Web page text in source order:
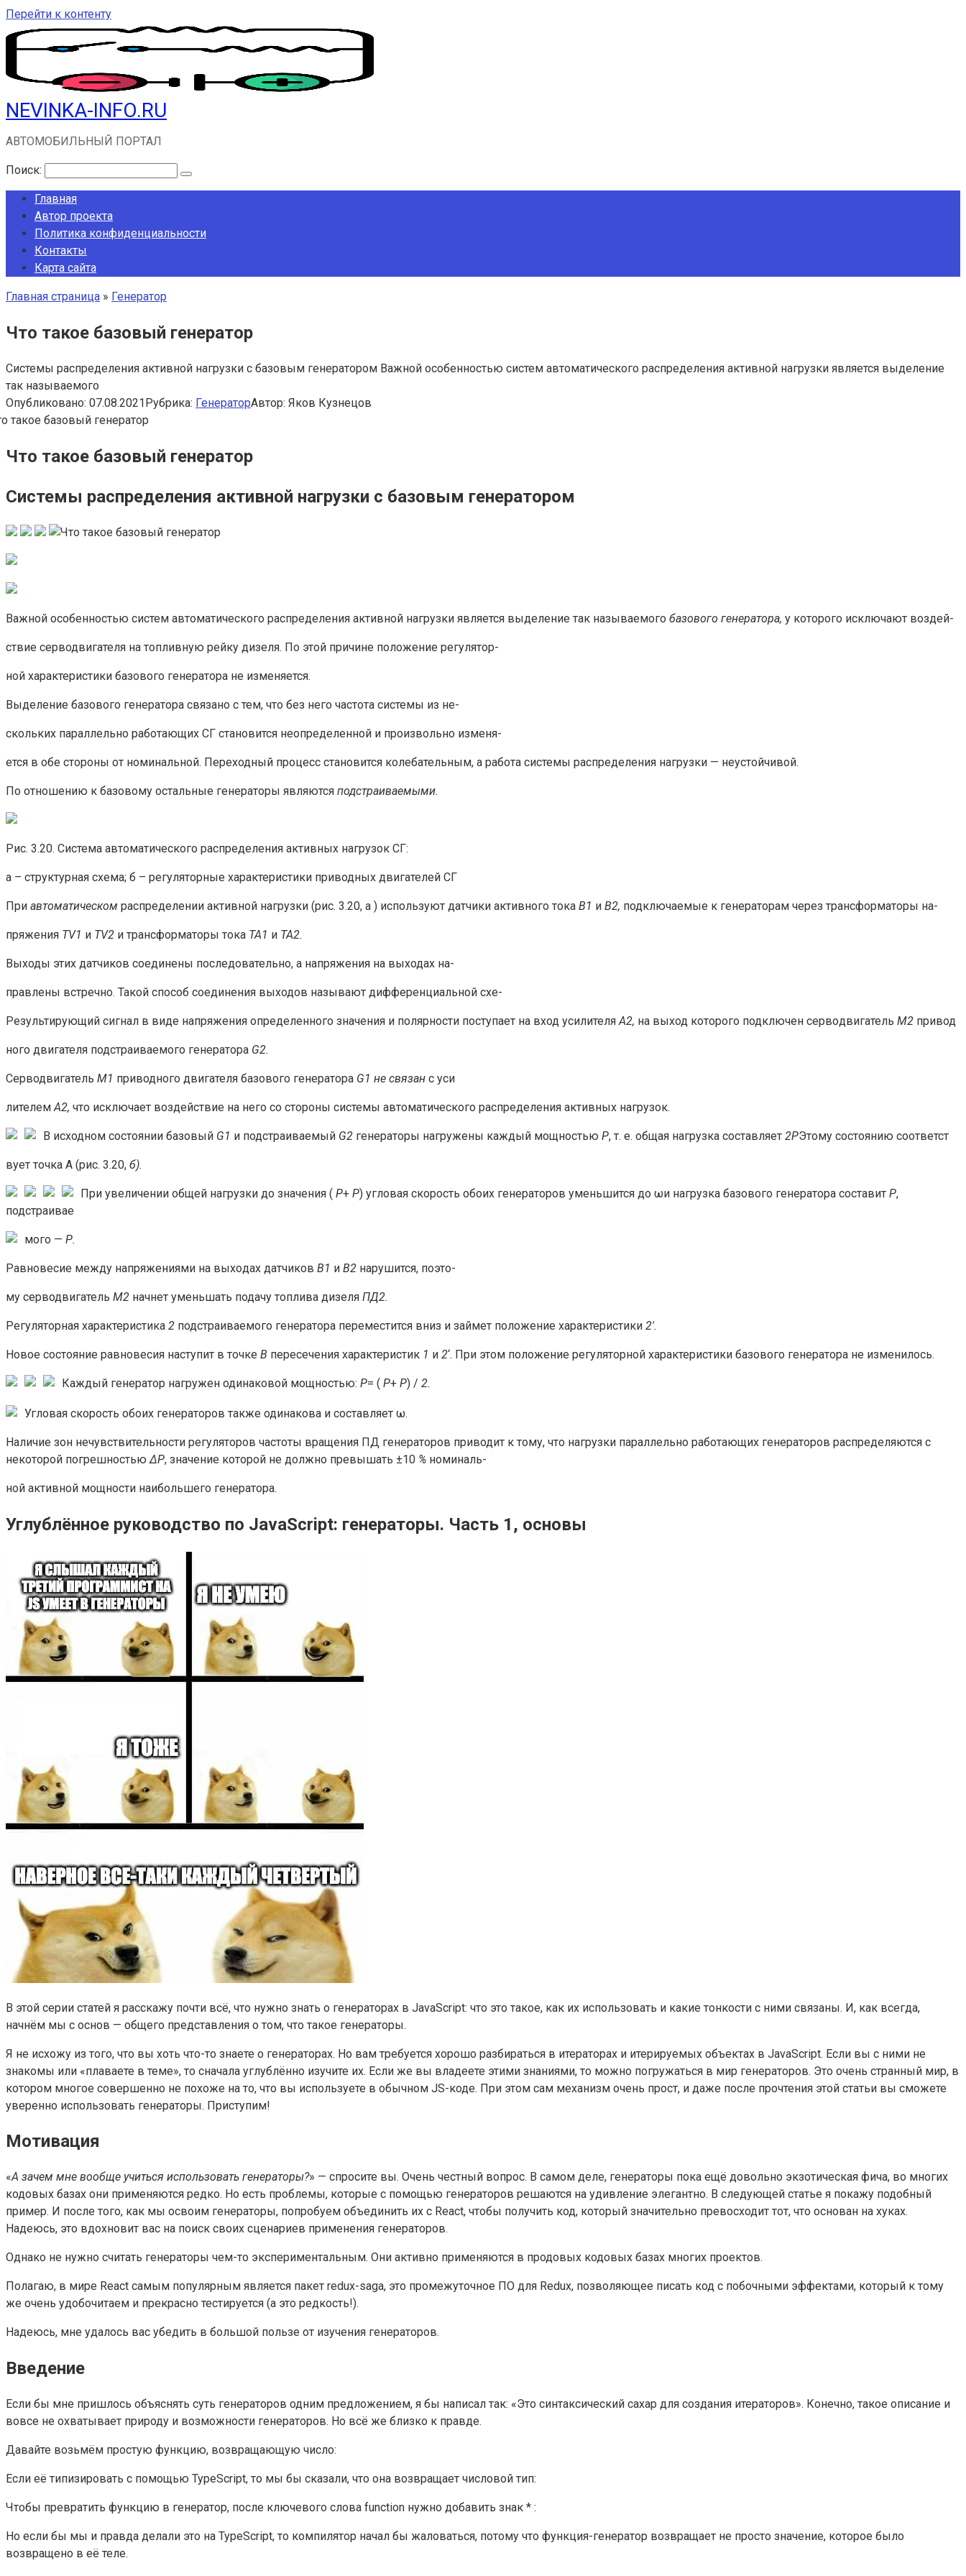
Перейти к контенту
NEVINKA-INFO.RU
АВТОМОБИЛЬНЫЙ ПОРТАЛ
Поиск:
Главная
Автор проекта
Политика конфиденциальности
Контакты
Карта сайта
Главная страница » Генератор
Что такое базовый генератор
Системы распределения активной нагрузки с базовым генератором Важной особенностью систем автоматического распределения активной нагрузки является выделение
так называемого
Опубликовано: 07.08.2021Рубрика: ГенераторАвтор: Яков Кузнецов
Что такое базовый генератор
Системы распределения активной нагрузки с базовым генератором
Важной особенностью систем автоматического распределения активной нагрузки является выделение так называемого базового генератора, у которого исключают воздей-
ствие серводвигателя на топливную рейку дизеля. По этой причине положение регулятор-
ной характеристики базового генератора не изменяется.
Выделение базово­го генератора связано с тем, что без него частота системы из не-
сколь­ких параллельно работающих СГ становится неопределенной и произ­вольно изменя-
ется в обе стороны от номинальной. Переходный процесс становится колебательным, а работа системы распределения нагруз­ки — неустойчивой.
По отношению к базовому остальные генераторы являются подстраиваемыми.
Рис. 3.20. Система автоматического распределения активных нагрузок СГ:
а – структурная схема; б – регуляторные характеристики приводных двигателей СГ
При автоматическом распределении активной нагрузки (рис. 3.20, а ) используют датчики активного тока В1 и В2, подключаемые к генера­торам через трансформаторы на-
пряжения ТV1 и ТV2 и трансформаторы тока ТА1 и ТА2.
Выходы этих датчиков соединены последовательно, а напряжения на выходах на-
правлены встречно. Такой способ соедине­ния выходов называют дифференциальной схе-
Результирующий сигнал в виде напряжения определенного значения и полярности поступает на вход усилителя А2, на выход которого подключен серво­двигатель М2 привод
ного двигателя подстраиваемого генератора G2.
Серводвигатель М1 приводного двигателя базового генератора G1 не связан с уси
лителем А2, что исключает воздействие на него со стороны системы автоматического распределения активных нагрузок.
В исходном состоянии базовый G1 и подстраиваемый G2 генерато­ры нагружены каждый мощностью P, т. е. общая нагрузка составляет 2PЭтому состоянию соответст
вует точка А (рис. 3.20, б).
При увеличе­нии общей нагрузки до значения ( Р+ Р) угловая скорость обоих генераторов уменьшится до ωи нагрузка базового генератора составит Р,
подстраивае
мого — Р.
Равновесие между напряжениями на выхо­дах датчиков В1 и В2 нарушится, поэто-
му серводвигатель М2 начнет уменьшать подачу топлива дизеля ПД2.
Регуляторная характеристика 2 подстраиваемого генератора переместится вниз и займет положение характеристики 2′.
Новое состояние равновесия наступит в точке В пересечения характеристик 1 и 2‘. При этом положение регуляторной характеристики базового генератора не изменилось.
Каждый генератор нагружен одинаковой мощностью: Р= ( Р+ Р) / 2.
Угловая скорость обоих генераторов также одинакова и составляет ω.
Наличие зон нечувствительности регуляторов частоты вращения ПД генераторов приводит к тому, что нагрузки параллельно работающих генераторов распределяются с
некоторой погрешностью ΔР, значение которой не должно превышать ±10 % номиналь-
ной активной мощности наибольше­го генератора.
Углублённое руководство по JavaScript: генераторы. Часть 1, основы
В этой серии статей я расскажу почти всё, что нужно знать о генераторах в JavaScript: что это такое, как их использовать и какие тонкости с ними связаны. И, как всегда,
начнём мы с основ — общего представления о том, что такое генераторы.
Я не исхожу из того, что вы хоть что-то знаете о генераторах. Но вам требуется хорошо разбираться в итераторах и итерируемых объектах в JavaScript. Если вы с ними не
знакомы или «плаваете в теме», то сначала углублённо изучите их. Если же вы владеете этими знаниями, то можно погружаться в мир генераторов. Это очень странный мир, в
котором многое совершенно не похоже на то, что вы используете в обычном JS-коде. При этом сам механизм очень прост, и даже после прочтения этой статьи вы сможете
уверенно использовать генераторы. Приступим!
Мотивация
«А зачем мне вообще учиться использовать генераторы?» — спросите вы. Очень честный вопрос. В самом деле, генераторы пока ещё довольно экзотическая фича, во многих
кодовых базах они применяются редко. Но есть проблемы, которые с помощью генераторов решаются на удивление элегантно. В следующей статье я покажу подобный
пример. И после того, как мы освоим генераторы, попробуем объединить их с React, чтобы получить код, который значительно превосходит тот, что основан на хуках.
Надеюсь, это вдохновит вас на поиск своих сценариев применения генераторов.
Однако не нужно считать генераторы чем-то экспериментальным. Они активно применяются в продовых кодовых базах многих проектов.
Полагаю, в мире React самым популярным является пакет redux-saga, это промежуточное ПО для Redux, позволяющее писать код с побочными эффектами, который к тому
же очень удобочитаем и прекрасно тестируется (а это редкость!).
Надеюсь, мне удалось вас убедить в большой пользе от изучения генераторов.
Введение
Если бы мне пришлось объяснять суть генераторов одним предложением, я бы написал так: «Это синтаксический сахар для создания итераторов». Конечно, такое описание и
вовсе не охватывает природу и возможности генераторов. Но всё же близко к правде.
Давайте возьмём простую функцию, возвращающую число:
Если её типизировать с помощью TypeScript, то мы бы сказали, что она возвращает числовой тип:
Чтобы превратить функцию в генератор, после ключевого слова function нужно добавить знак * :
Но если бы мы и правда делали это на TypeScript, то компилятор начал бы жаловаться, потому что функция-генератор возвращает не просто значение, которое было
возвращено в её теле.